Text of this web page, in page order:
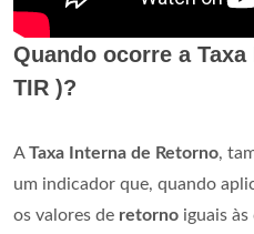
Quando ocorre a
TIR )?
ATaxa Interna de Retorno,
um indicador que, quando
os valores de retorno iguais